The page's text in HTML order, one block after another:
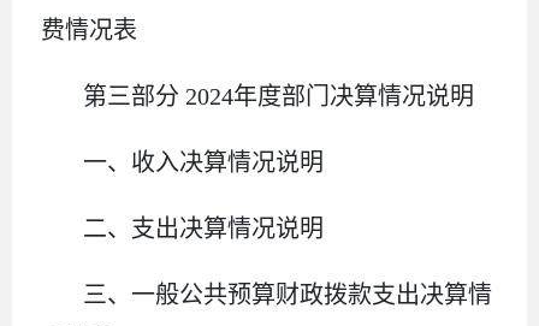
费情况表
第三部分 2024年度部门决算情况说明
一、收入决算情况说明
二、支出决算情况说明
三、一般公共预算财政拨款支出决算情